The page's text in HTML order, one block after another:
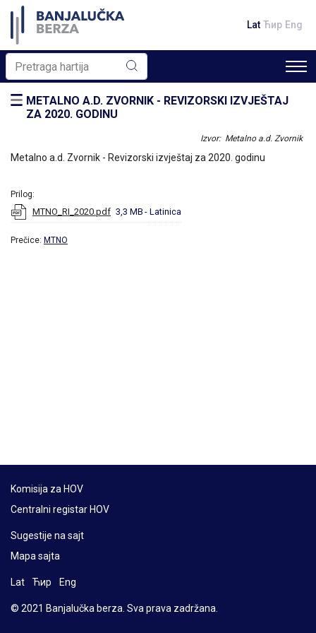
Lat Ћир Eng
METALNO A.D. ZVORNIK - REVIZORSKI IZVJEŠTAJ
ZA 2020. GODINU
Izvor: Metalno a.d. Zvornik
Metalno a.d. Zvornik - Revizorski izvještaj za 2020. godinu
Prilog:
MTNO_RI_2020.pdf 3,3 MB - Latinica
Prečice: MTNO
Komisija za HOV
Centralni registar HOV
Sugestije na sajt
Mapa sajta
Lat Ћир Eng
© 2021 Banjalučka berza. Sva prava zadržana.